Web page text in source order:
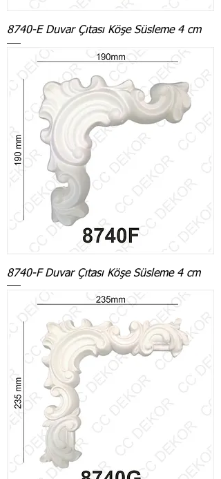
8740-E Duvar Çıtası Köşe Süsleme 4 cm
8740-F Duvar Çıtası Köşe Süsleme 4 cm